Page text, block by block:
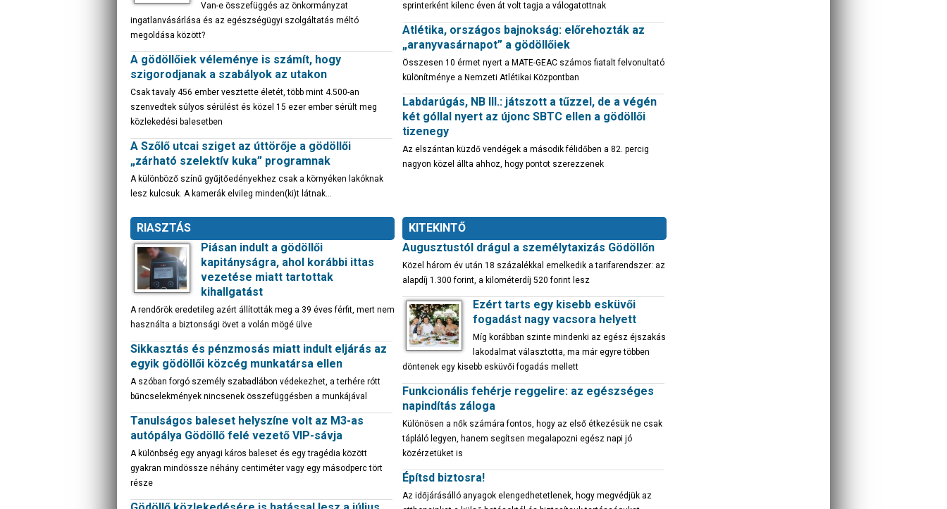
Van-e összefüggés az önkormányzat
ingatlanvásárlása és az egészségügyi szolgáltatás méltó
megoldása között?
A gödöllőiek véleménye is számít, hogy
szigorodjanak a szabályok az utakon
Csak tavaly 456 ember vesztette életét, több mint 4.500-an
szenvedtek súlyos sérülést és közel 15 ezer ember sérült meg
közlekedési balesetben
A Szőlő utcai sziget az úttörője a gödöllői
„zárható szelektív kuka” programnak
A különböző színű gyűjtőedényekhez csak a környéken lakóknak
lesz kulcsuk. A kamerák elvileg minden(ki)t látnak…
sprinterként kilenc éven át volt tagja a válogatottnak
Atlétika, országos bajnokság: előrehozták az
„aranyvasárnapot” a gödöllőiek
Összesen 10 érmet nyert a MATE-GEAC számos fiatalt felvonultató
különítménye a Nemzeti Atlétikai Központban
Labdarúgás, NB III.: játszott a tűzzel, de a végén
két góllal nyert az újonc SBTC ellen a gödöllői
tizenegy
Az elszántan küzdő vendégek a második félidőben a 82. percig
nagyon közel állta ahhoz, hogy pontot szerezzenek
RIASZTÁS
Piásan indult a gödöllői
kapitányságra, ahol korábbi ittas
vezetése miatt tartottak
kihallgatást
A rendőrök eredetileg azért állították meg a 39 éves férfit, mert nem
használta a biztonsági övet a volán mögé ülve
Sikkasztás és pénzmosás miatt indult eljárás az
egyik gödöllői közcég munkatársa ellen
A szóban forgó személy szabadlábon védekezhet, a terhére rótt
bűncselekmények nincsenek összefüggésben a munkájával
Tanulságos baleset helyszíne volt az M3-as
autópálya Gödöllő felé vezető VIP-sávja
A különbség egy anyagi káros baleset és egy tragédia között
gyakran mindössze néhány centiméter vagy egy másodperc tört
része
KITEKINTŐ
Augusztustól drágul a személytaxizás Gödöllőn
Közel három év után 18 százalékkal emelkedik a tarifarendszer: az
alapdíj 1.300 forint, a kilométerdíj 520 forint lesz
Ezért tarts egy kisebb esküvői
fogadást nagy vacsora helyett
Míg korábban szinte mindenki az egész éjszakás
lakodalmat választotta, ma már egyre többen
döntenek egy kisebb esküvői fogadás mellett
Funkcionális fehérje reggelire: az egészséges
napindítás záloga
Különösen a nők számára fontos, hogy az első étkezésük ne csak
tápláló legyen, hanem segítsen megalapozni egész napi jó
közérzetüket is
Építsd biztosra!
Az időjárásálló anyagok elengedhetetlenek, hogy megvédjük az